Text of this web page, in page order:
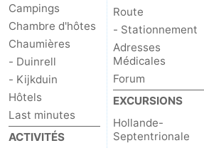
Zandvoort
Hollande-
Méridionale
-
Leiden
Bollenstreek
-
Nature
-
Campings
Chambre d'hôtes
Chaumières
- Duinrell
- Kijkduin
Hôtels
Last minutes
ACTIVITÉS
Route
- Stationnement
Adresses
Médicales
Forum
EXCURSIONS
Hollande-
Septentrionale